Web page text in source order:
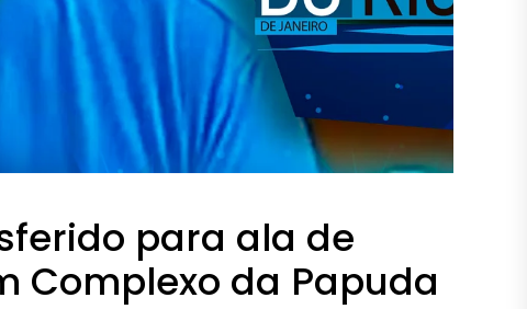
para ala de
Complexo da Papuda